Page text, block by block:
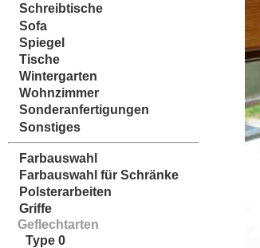
Schreibtische
Sofa
Spiegel
Tische
Wintergarten
Wohnzimmer
Sonderanfertigungen
Sonstiges
Farbauswahl
Farbauswahl für Schränke
Polsterarbeiten
Griffe
Geflechtarten
Type 0